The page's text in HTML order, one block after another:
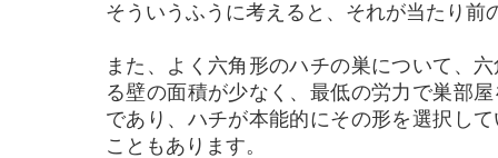
そういうふうに考えると、それが当たり前
また、よく六角形のハチの巣について、
る壁の面積が少なく、最低の労力で巣部
であり、ハチが本能的にその形を選択し
こともあります。